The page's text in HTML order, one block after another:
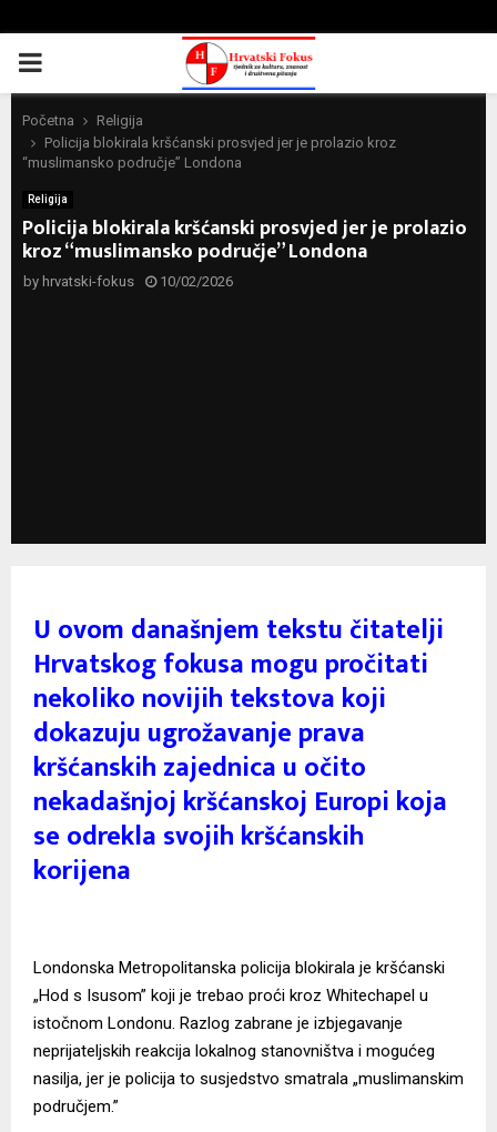
PRIMARY
MENU
Početna
Religija
Policija blokirala kršćanski prosvjed jer je prolazio kroz
“muslimansko područje” Londona
Religija
Policija blokirala kršćanski prosvjed jer je prolazio
kroz “muslimansko područje” Londona
by hrvatski-fokus 10/02/2026
U ovom današnjem tekstu čitatelji
Hrvatskog fokusa mogu pročitati
nekoliko novijih tekstova koji
dokazuju ugrožavanje prava
kršćanskih zajednica u očito
nekadašnjoj kršćanskoj Europi koja
se odrekla svojih kršćanskih
korijena
Londonska Metropolitanska policija blokirala je kršćanski
„Hod s Isusom” koji je trebao proći kroz Whitechapel u
istočnom Londonu. Razlog zabrane je izbjegavanje
neprijateljskih reakcija lokalnog stanovništva i mogućeg
nasilja, jer je policija to susjedstvo smatrala „muslimanskim
područjem.”